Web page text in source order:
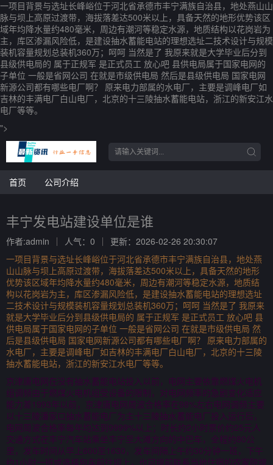
一项目背景与选址长峰峪位于河北省承德市丰宁满族自治县，地处燕山山
脉与坝上高原过渡带，海拔落差达500米以上，具备天然的地形优势该区
域年均降水量约480毫米，周边有潮河等稳定水源，地质结构以花岗岩为
主，库区渗漏风险低，是建设抽水蓄能电站的理想选址二技术设计与规模
装机容量规划总装机360万；呵呵 当然是了 我原来就是大学毕业后分到
县级供电局的 属于正规军 是正式员工 放心吧 县供电局属于国家电网的
子单位 一般是省网公司 在就是市级供电局 然后是县级供电局 国家电网
新源公司都有哪些电厂啊？ 原来电力部属的水电厂，主要是调峰电厂如
吉林的丰满电厂白山电厂，北京的十三陵抽水蓄能电站，浙江的新安江水
电厂等等。
">
首页 公司介绍
丰宁发电站建设单位是谁
作者:admin 人气：0
更新：2026-02-26 20:30:07
一项目背景与选址长峰峪位于河北省承德市丰宁满族自治县，地处燕
山山脉与坝上高原过渡带，海拔落差达500米以上，具备天然的地形
优势该区域年均降水量约480毫米，周边有潮河等稳定水源，地质结
构以花岗岩为主，库区渗漏风险低，是建设抽水蓄能电站的理想选址
二技术设计与规模装机容量规划总装机360万；呵呵 当然是了 我原来
就是大学毕业后分到县级供电局的 属于正规军 是正式员工 放心吧 县
供电局属于国家电网的子单位 一般是省网公司 在就是市级供电局 然
后是县级供电局 国家电网新源公司都有哪些电厂啊？ 原来电力部属的
水电厂，主要是调峰电厂如吉林的丰满电厂白山电厂，北京的十三陵
抽水蓄能电站，浙江的新安江水电厂等等。
京津唐电网在没有抽水蓄能电站投入以前，电网主要依靠燃煤火电机
组调频由于燃煤火电机组受设备的限制，对电网频率的急剧变化适应
能力差1993年以前，京津唐电网周波合格率在98%左右电网调频主要
以十三陵潘家口抽水蓄能电厂为主十三陵抽水蓄能电厂投入运行后，
电网周波合格率每年均达到9999%以上；时长约2小时票价约25元人
交通方式在丰宁汽车站乘坐丰宁至大滩方向的中巴车，全程约80公
里，发车时间从早上600至1630，发车间隔上午约30分钟一班，下午
约1小时一班或选择包车前往坝上，也可提前联系当地住宿的农家院提